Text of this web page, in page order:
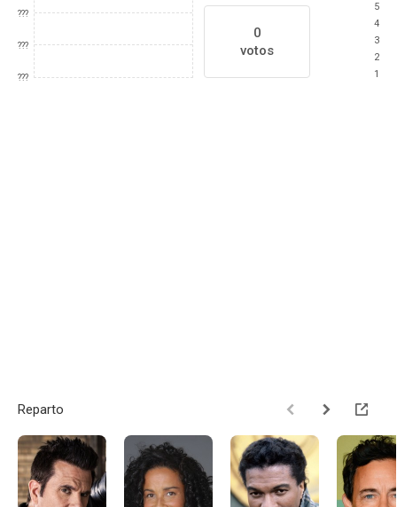
???
???
???
0
votos
5
4
3
2
1
Reparto